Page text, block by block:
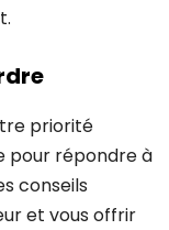
priorité
pour répondre à
conseils
et vous offrir